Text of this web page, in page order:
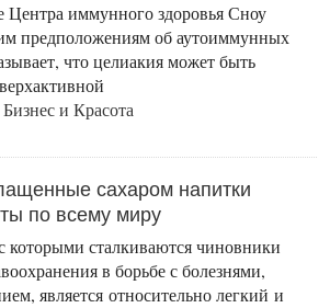
Центра иммунного здоровья Сноу
предположениям об аутоиммунных
что целиакия может быть
Бизнес и Красота
сахаром напитки
по всему миру
которыми сталкиваются чиновники
в борьбе с болезнями,
является относительно легкий и